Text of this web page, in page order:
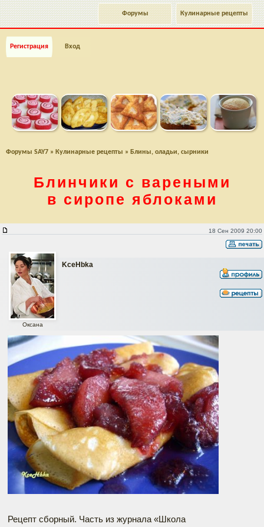
Кулинарные рецепты
Форумы
Регистрация Вход
Форумы SAY7 » Кулинарные рецепты » Блины, оладьи, сырники
Блинчики с вареными
в сиропе яблоками
18 Сен 2009 20:00
KceHbka
Оксана
Рецепт сборный. Часть из журнала «Школа